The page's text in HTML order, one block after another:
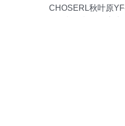
CHOSERL秋叶原